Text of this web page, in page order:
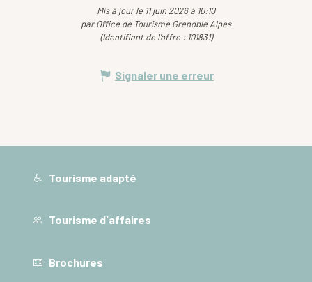
Mis à jour le 11 juin 2026 à 10:10
par Office de Tourisme Grenoble Alpes
(Identifiant de l'offre : 101831)
Signaler une erreur
Tourisme adapté
Tourisme d'affaires
Brochures